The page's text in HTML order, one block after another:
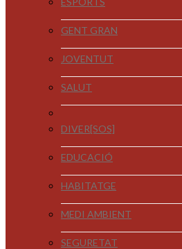
GENT GRAN
JOVENTUT
SALUT
DIVER[SOS]
EDUCACIÓ
HABITATGE
MEDI AMBIENT
SEGURETAT